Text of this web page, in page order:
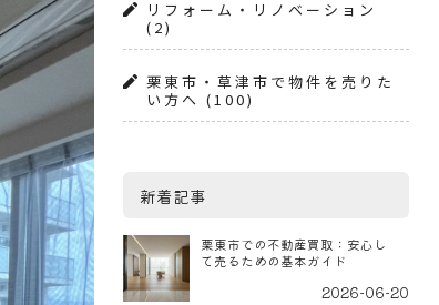
リフォーム・リノベーション
(2)
栗東市・草津市で物件を売りた
い方へ(100)
新着記事
栗東市での不動産買取：安心し
て売るための基本ガイド
2026-06-20